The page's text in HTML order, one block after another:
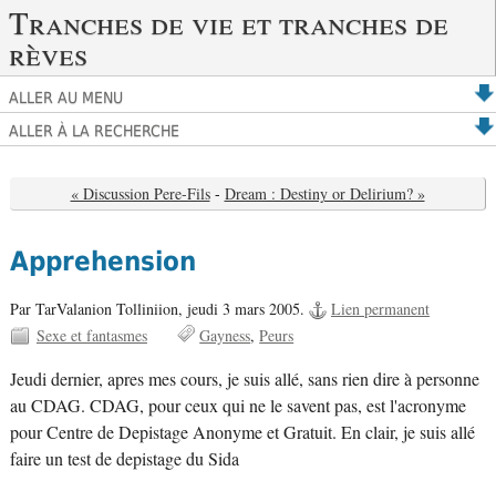
Tranches de vie et tranches de
rèves
ALLER AU MENU
ALLER À LA RECHERCHE
« Discussion Pere-Fils - Dream : Destiny or Delirium? »
Apprehension
Par TarValanion Tolliniion, jeudi 3 mars 2005.
Lien permanent
Sexe et fantasmes
Gayness Peurs
Jeudi dernier, apres mes cours, je suis allé, sans rien dire à personne
au CDAG. CDAG, pour ceux qui ne le savent pas, est l'acronyme
pour Centre de Depistage Anonyme et Gratuit. En clair, je suis allé
faire un test de depistage du Sida